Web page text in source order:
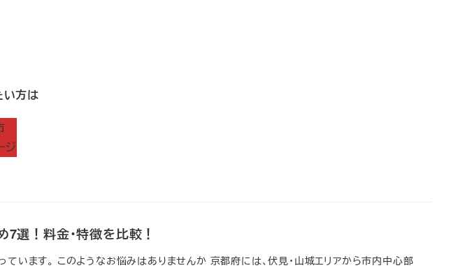
い方は
ジ
7選！料金・特徴を比較！
います。 このようなお悩みはありませんか 京都府には、伏見・山城エリアから市内中心部